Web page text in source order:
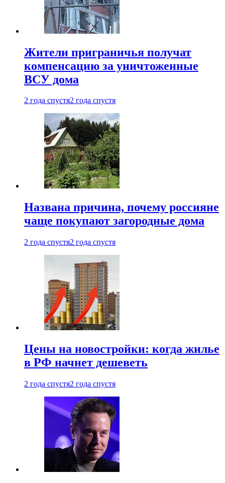
Жители приграничья получат
компенсацию за уничтоженные
ВСУ дома
2 года спустя2 года спустя
Названа причина, почему россияне
чаще покупают загородные дома
2 года спустя2 года спустя
Цены на новостройки: когда жилье
в РФ начнет дешеветь
2 года спустя2 года спустя